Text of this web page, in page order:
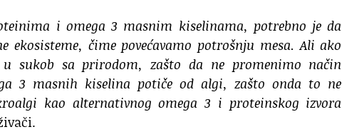
i omega 3 masnim kiselinama, potrebno je da
ekosisteme, čime povećavamo potrošnju mesa. Ali ako
u sukob sa prirodom, zašto da ne promenimo način
3 masnih kiselina potiče od algi, zašto onda to ne
kao alternativnog omega 3 i proteinskog izvora